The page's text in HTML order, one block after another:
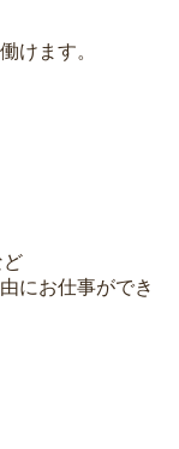
けます。
ど
にお仕事ができ